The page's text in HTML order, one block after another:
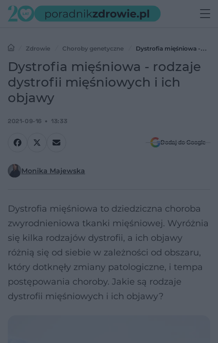
Zdrowie Choroby genetyczne
Dystrofia mięśniowa -
rodzaje dystrofii mięśniowych i ich objawy
Dystrofia mięśniowa - rodzaje
dystrofii mięśniowych i ich
objawy
2021-09-16 13:33
Dodaj do Google
Monika Majewska
Dystrofia mięśniowa to dziedziczna choroba
zwyrodnieniowa tkanki mięśniowej. Wyróżnia
się kilka rodzajów dystrofii, a ich objawy
różnią się od siebie w zależności od obszaru,
który dotknęły zmiany patologiczne, i tempa
postępowania choroby. Jakie są rodzaje
dystrofii mięśniowych i ich objawy?